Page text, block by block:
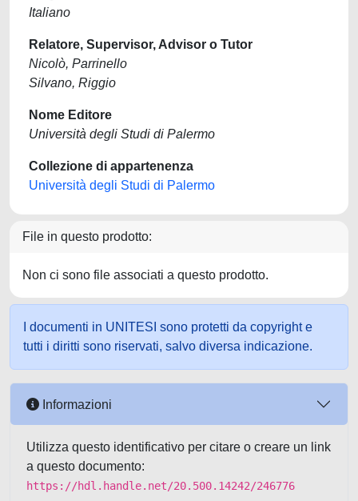
Italiano
Relatore, Supervisor, Advisor o Tutor
Nicolò, Parrinello
Silvano, Riggio
Nome Editore
Università degli Studi di Palermo
Collezione di appartenenza
Università degli Studi di Palermo
File in questo prodotto:
Non ci sono file associati a questo prodotto.
I documenti in UNITESI sono protetti da copyright e
tutti i diritti sono riservati, salvo diversa indicazione.
Informazioni
Utilizza questo identificativo per citare o creare un link
a questo documento:
https://hdl.handle.net/20.500.14242/246776